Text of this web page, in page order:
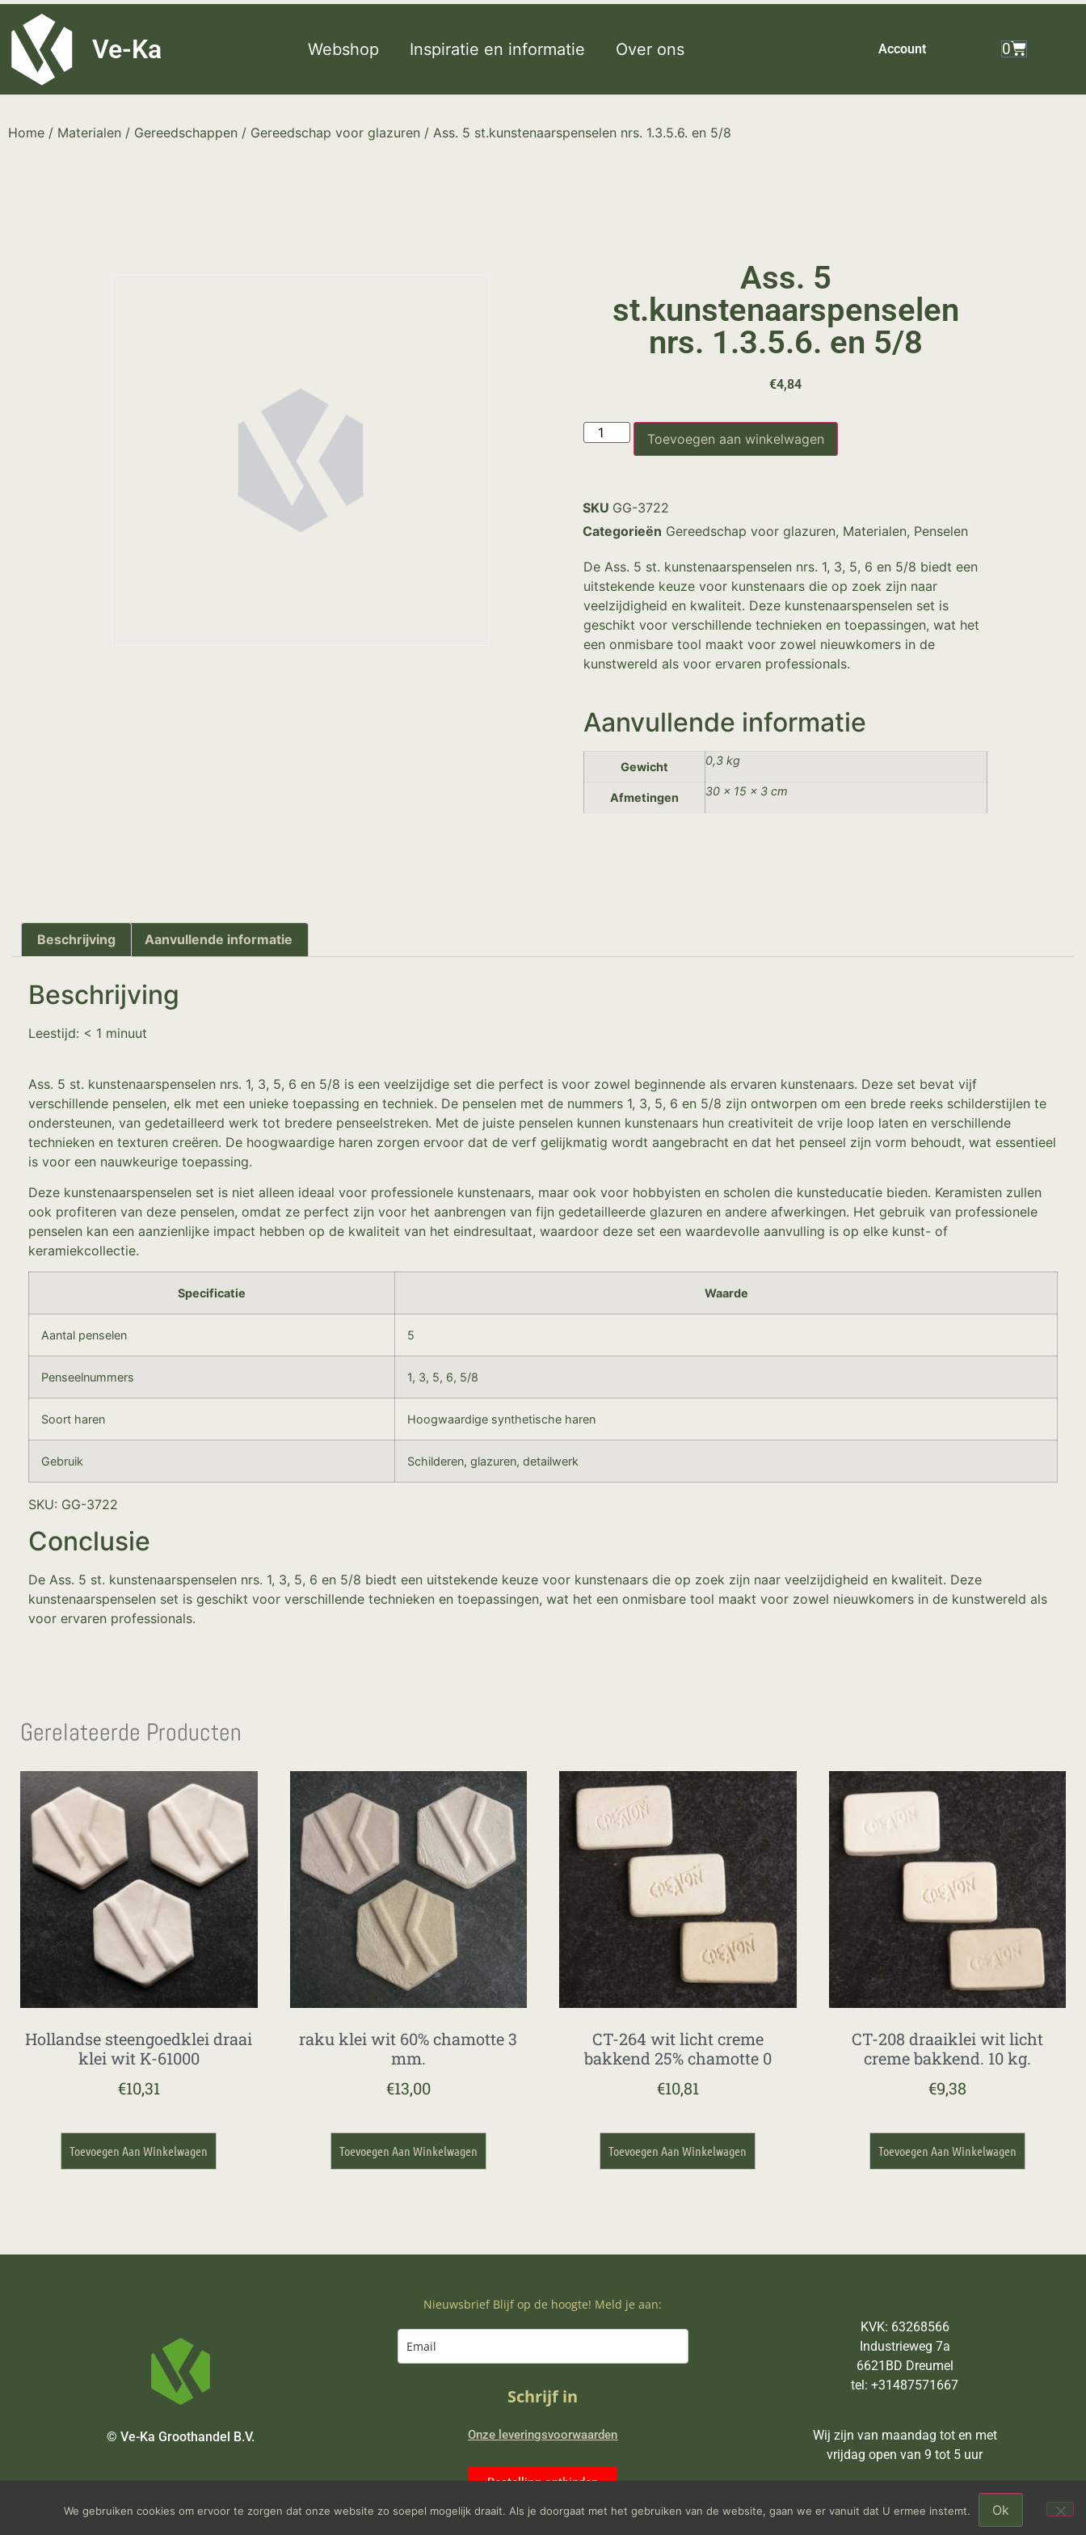
G-8P7N3X5BJ9
Ve-Ka Webshop Inspiratie en informatie Over ons Account 0
Home / Materialen / Gereedschappen / Gereedschap voor glazuren / Ass. 5 st.kunstenaarspenselen nrs. 1.3.5.6. en 5/8
Ass. 5
st.kunstenaarspenselen
nrs. 1.3.5.6. en 5/8
€4,84
Toevoegen aan winkelwagen
SKU GG-3722
Categorieën Gereedschap voor glazuren, Materialen, Penselen
De Ass. 5 st. kunstenaarspenselen nrs. 1, 3, 5, 6 en 5/8 biedt een
uitstekende keuze voor kunstenaars die op zoek zijn naar
veelzijdigheid en kwaliteit. Deze kunstenaarspenselen set is
geschikt voor verschillende technieken en toepassingen, wat het
een onmisbare tool maakt voor zowel nieuwkomers in de
kunstwereld als voor ervaren professionals.
Aanvullende informatie
Gewicht 0,3 kg
Afmetingen 30 × 15 × 3 cm
Beschrijving Aanvullende informatie
Beschrijving
Leestijd: < 1 minuut
Ass. 5 st. kunstenaarspenselen nrs. 1, 3, 5, 6 en 5/8 is een veelzijdige set die perfect is voor zowel beginnende als ervaren kunstenaars. Deze set bevat vijf
verschillende penselen, elk met een unieke toepassing en techniek. De penselen met de nummers 1, 3, 5, 6 en 5/8 zijn ontworpen om een brede reeks schilderstijlen te
ondersteunen, van gedetailleerd werk tot bredere penseelstreken. Met de juiste penselen kunnen kunstenaars hun creativiteit de vrije loop laten en verschillende
technieken en texturen creëren. De hoogwaardige haren zorgen ervoor dat de verf gelijkmatig wordt aangebracht en dat het penseel zijn vorm behoudt, wat essentieel
is voor een nauwkeurige toepassing.
Deze kunstenaarspenselen set is niet alleen ideaal voor professionele kunstenaars, maar ook voor hobbyisten en scholen die kunsteducatie bieden. Keramisten zullen
ook profiteren van deze penselen, omdat ze perfect zijn voor het aanbrengen van fijn gedetailleerde glazuren en andere afwerkingen. Het gebruik van professionele
penselen kan een aanzienlijke impact hebben op de kwaliteit van het eindresultaat, waardoor deze set een waardevolle aanvulling is op elke kunst- of
keramiekcollectie.
Specificatie Waarde
Aantal penselen 5
Penseelnummers 1, 3, 5, 6, 5/8
Soort haren Hoogwaardige synthetische haren
Gebruik Schilderen, glazuren, detailwerk
SKU: GG-3722
Conclusie
De Ass. 5 st. kunstenaarspenselen nrs. 1, 3, 5, 6 en 5/8 biedt een uitstekende keuze voor kunstenaars die op zoek zijn naar veelzijdigheid en kwaliteit. Deze
kunstenaarspenselen set is geschikt voor verschillende technieken en toepassingen, wat het een onmisbare tool maakt voor zowel nieuwkomers in de kunstwereld als
voor ervaren professionals.
Gerelateerde Producten
Hollandse steengoedklei draai
klei wit K-61000
€10,31
Toevoegen Aan Winkelwagen
raku klei wit 60% chamotte 3
mm.
€13,00
Toevoegen Aan Winkelwagen
CT-264 wit licht creme
bakkend 25% chamotte 0
€10,81
Toevoegen Aan Winkelwagen
CT-208 draaiklei wit licht
creme bakkend. 10 kg.
€9,38
Toevoegen Aan Winkelwagen
© Ve-Ka Groothandel B.V.
Nieuwsbrief Blijf op de hoogte! Meld je aan:
Schrijf in
Onze leveringsvoorwaarden
Bestelling ontbinden
KVK: 63268566
Industrieweg 7a
6621BD Dreumel
tel: +31487571667
Wij zijn van maandag tot en met
vrijdag open van 9 tot 5 uur
We gebruiken cookies om ervoor te zorgen dat onze website zo soepel mogelijk draait. Als je doorgaat met het gebruiken van de website, gaan we er vanuit dat U ermee instemt. Ok